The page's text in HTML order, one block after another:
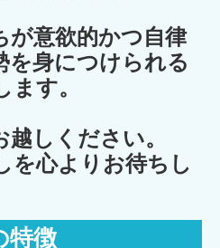
が意欲的かつ自律
を身につけられる
す。
しください。
を心よりお待ちし
特徴